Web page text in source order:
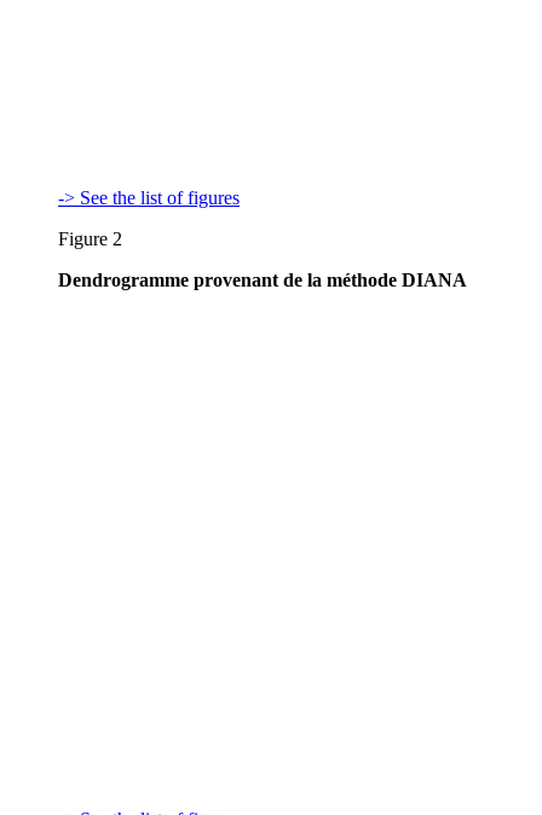
-> See the list of figures
Figure 2
Dendrogramme provenant de la méthode DIANA